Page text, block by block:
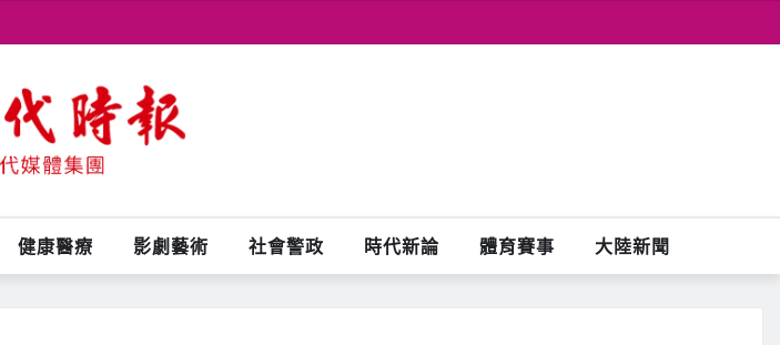
健康醫療 影劇藝術 社會警政 時代新論 體育賽事 大陸新聞